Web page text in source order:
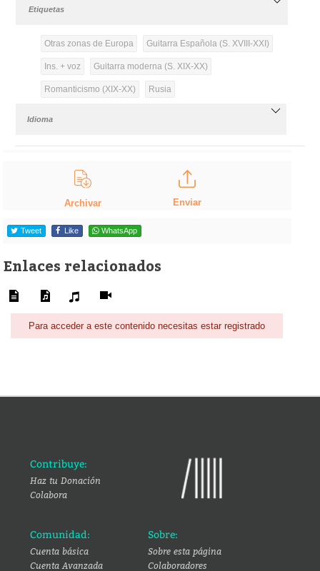
Etiquetas
Otras zonas de Europa Guitarra Española (S. XVIII-XXI)
Ins. + voz Guitarra moderna (S. XIX-XX)
Romanticismo (XIX-XX) Rusia
Idioma
Archivar Enviar
Tweet Like WhatsApp
Enlaces relacionados
Para acceder a este contenido necesitas estar registrado
Contribuye:
Haz tu Donación
Colabora
Comunidad:
Cuenta básica
Cuenta Avanzada
Sobre:
Sobre esta página
Colaboradores